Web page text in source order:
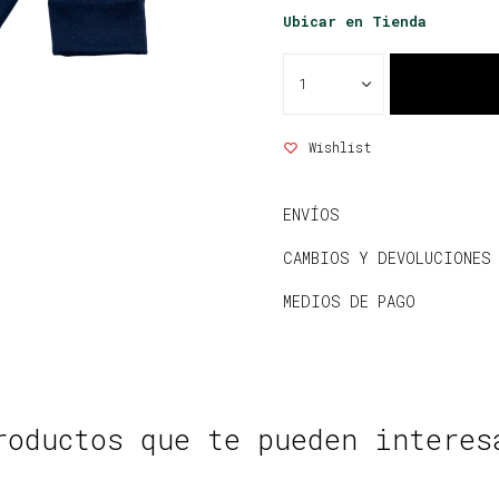
Ubicar en Tienda
1
ENVÍOS
CAMBIOS Y DEVOLUCIONES
MEDIOS DE PAGO
que te pueden